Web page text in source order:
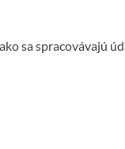
sa spracovávajú